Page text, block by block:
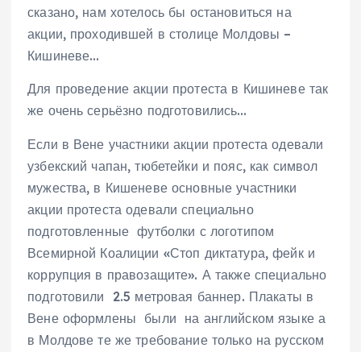
сказано, нам хотелось бы остановиться на
акции, проходившей в столице Молдовы –
Кишиневе…
Для проведение акции протеста в Кишиневе так
же очень серьёзно подготовились…
Если в Вене участники акции протеста одевали
узбекский чапан, тюбетейки и пояс, как символ
мужества, в Кишеневе основные участники
акции протеста одевали специально
подготовленные футболки с логотипом
Всемирной Коалиции «Стоп диктатура, фейк и
коррупция в правозащите». А также специально
подготовили 2.5 метровая баннер. Плакаты в
Вене оформлены были на английском языке а
в Молдове те же требование только на русском